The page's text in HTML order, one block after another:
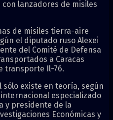
lanzadores de misiles
de misiles tierra-aire
el diputado ruso Alexei
del Comité de Defensa
a Caracas
transporte Il-76.
sólo existe en teoría, según
especializado
y presidente de la
Económicas y